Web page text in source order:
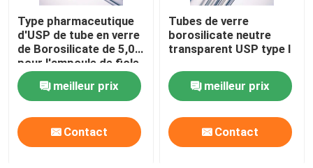
Type pharmaceutique
d'USP de tube en verre
de Borosilicate de 5,0 I
pour l'ampoule de fiole
meilleur prix
Contact
Tubes de verre
borosilicate neutre
transparent USP type I
meilleur prix
Contact